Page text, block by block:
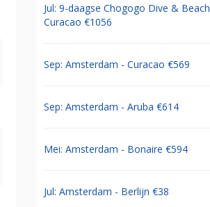
Jul: 9-daagse Chogogo Dive & Beach
Curacao €1056
Sep: Amsterdam - Curacao €569
Sep: Amsterdam - Aruba €614
Mei: Amsterdam - Bonaire €594
Jul: Amsterdam - Berlijn €38